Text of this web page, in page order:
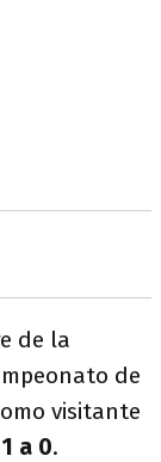
de la
de
visitante
1 a 0.